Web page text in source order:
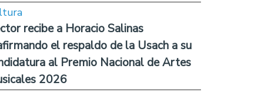
recibe a Horacio Salinas
el respaldo de la Usach a su
al Premio Nacional de Artes
2026